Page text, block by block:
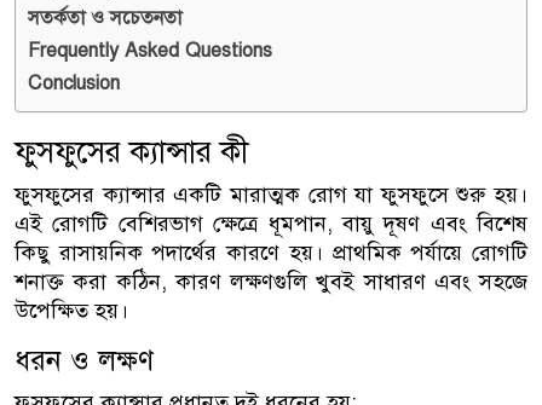
সতর্কতা ও সচেতনতা
Frequently Asked Questions
Conclusion
ফুসফুসের ক্যান্সার কী
ফুসফুসের ক্যান্সার একটি মারাত্মক রোগ যা ফুসফুসে শুরু হয়।
এই রোগটি বেশিরভাগ ক্ষেত্রে ধূমপান, বায়ু দূষণ এবং বিশেষ
কিছু রাসায়নিক পদার্থের কারণে হয়। প্রাথমিক পর্যায়ে রোগটি
শনাক্ত করা কঠিন, কারণ লক্ষণগুলি খুবই সাধারণ এবং সহজে
উপেক্ষিত হয়।
ধরন ও লক্ষণ